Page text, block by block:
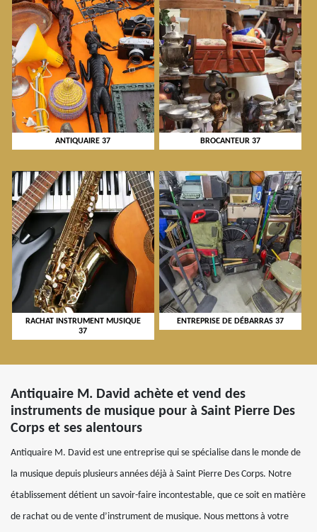
ANTIQUAIRE 37 BROCANTEUR 37
RACHAT INSTRUMENT MUSIQUE
37
ENTREPRISE DE DÉBARRAS 37
Antiquaire M. David achète et vend des
instruments de musique pour à Saint Pierre Des
Corps et ses alentours
Antiquaire M. David est une entreprise qui se spécialise dans le monde de
la musique depuis plusieurs années déjà à Saint Pierre Des Corps. Notre
établissement détient un savoir-faire incontestable, que ce soit en matière
de rachat ou de vente d’instrument de musique. Nous mettons à votre